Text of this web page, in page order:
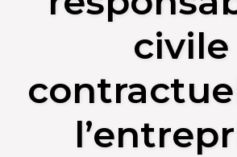
civile